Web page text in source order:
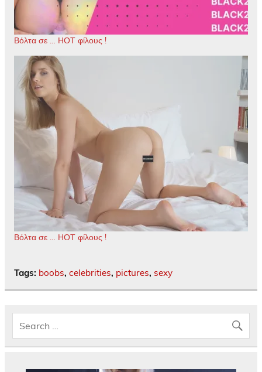
Βόλτα σε … ΗΟΤ φίλους !
Βόλτα σε … ΗΟΤ φίλους !
Tags: boobs, celebrities, pictures, sexy